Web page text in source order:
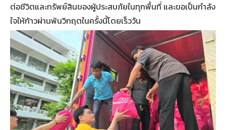
ต่อชีวิตและทรัพย์สินของผู้ประสบภัยในทุกพื้นที่ และขอเป็นกำลัง
ใจให้ก้าวผ่านพ้นวิกฤตในครั้งนี้โดยเร็ววัน